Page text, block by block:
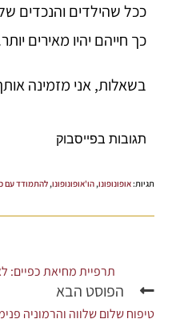
ככל שהילדים והנכדים
כך חייהם יהיו מאירים
בשאלות, אני מזמינה
תגובות בפייסבוק
תגיות:אופונופונו,הו'אופונופונו,להתמודד עם
תרפיית מחיאת כפיים:
הפוסט הבא
טיפוח שלום שלווה והרמוניה